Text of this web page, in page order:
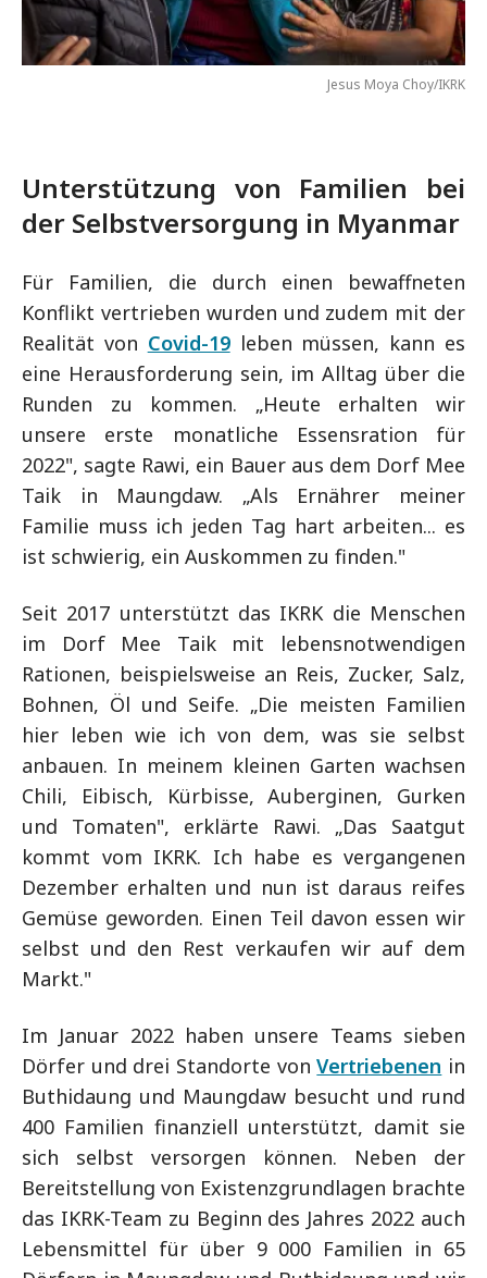
Jesus Moya Choy/IKRK
Unterstützung von Familien bei
der Selbstversorgung in Myanmar
Für Familien, die durch einen bewaffneten
Konflikt vertrieben wurden und zudem mit der
Realität von Covid-19leben müssen, kann es
eine Herausforderung sein, im Alltag über die
Runden zu kommen. „Heute erhalten wir
unsere erste monatliche Essensration für
2022", sagte Rawi, ein Bauer aus dem Dorf Mee
Taik in Maungdaw. „Als Ernährer meiner
Familie muss ich jeden Tag hart arbeiten... es
ist schwierig, ein Auskommen zu finden."
Seit 2017 unterstützt das IKRK die Menschen
im Dorf Mee Taik mit lebensnotwendigen
Rationen, beispielsweise an Reis, Zucker, Salz,
Bohnen, Öl und Seife. „Die meisten Familien
hier leben wie ich von dem, was sie selbst
anbauen. In meinem kleinen Garten wachsen
Chili, Eibisch, Kürbisse, Auberginen, Gurken
und Tomaten", erklärte Rawi. „Das Saatgut
kommt vom IKRK. Ich habe es vergangenen
Dezember erhalten und nun ist daraus reifes
Gemüse geworden. Einen Teil davon essen wir
selbst und den Rest verkaufen wir auf dem
Markt."
Im Januar 2022 haben unsere Teams sieben
Dörfer und drei Standorte vonVertriebenen in
Buthidaung und Maungdaw besucht und rund
400 Familien finanziell unterstützt, damit sie
sich selbst versorgen können. Neben der
Bereitstellung von Existenzgrundlagen brachte
das IKRK-Team zu Beginn des Jahres 2022 auch
Lebensmittel für über 9 000 Familien in 65